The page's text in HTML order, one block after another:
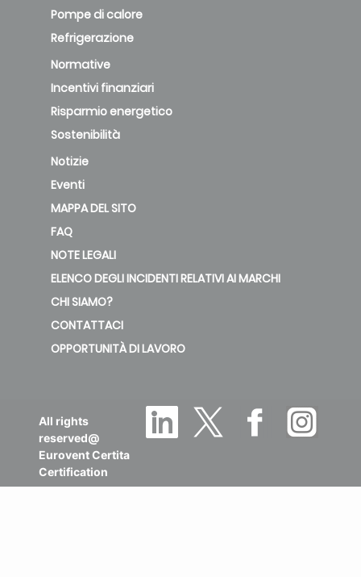
Pompe di calore
Refrigerazione
Normative
Incentivi finanziari
Risparmio energetico
Sostenibilità
Notizie
Eventi
MAPPA DEL SITO
FAQ
NOTE LEGALI
ELENCO DEGLI INCIDENTI RELATIVI AI MARCHI
CHI SIAMO?
CONTATTACI
OPPORTUNITÀ DI LAVORO
All rights
reserved@
Eurovent Certita
Certification